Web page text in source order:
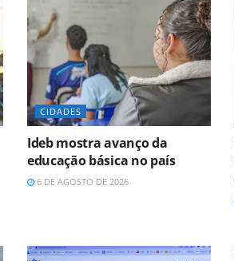
CIDADES
Ideb mostra avanço da
educação básica no país
6 DE AGOSTO DE 2026